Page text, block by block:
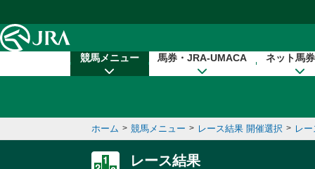
競馬メニュー 馬券・JRA-UMACA ネット馬
ホーム > 競馬メニュー > レース結果 開催選択 > レ
レース結果